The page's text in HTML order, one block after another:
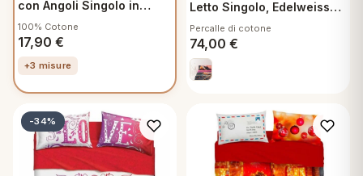
con Angoli Singolo in
90x200 cm Bianco
100% Cotone
17,90 €
+3 misure
Letto Singolo, Edelweiss
Definizione Lenzuolo
Sopra, Lenzuolo sotto con
angoli, 1 Federa
Percalle di cotone
74,00 €
-34%